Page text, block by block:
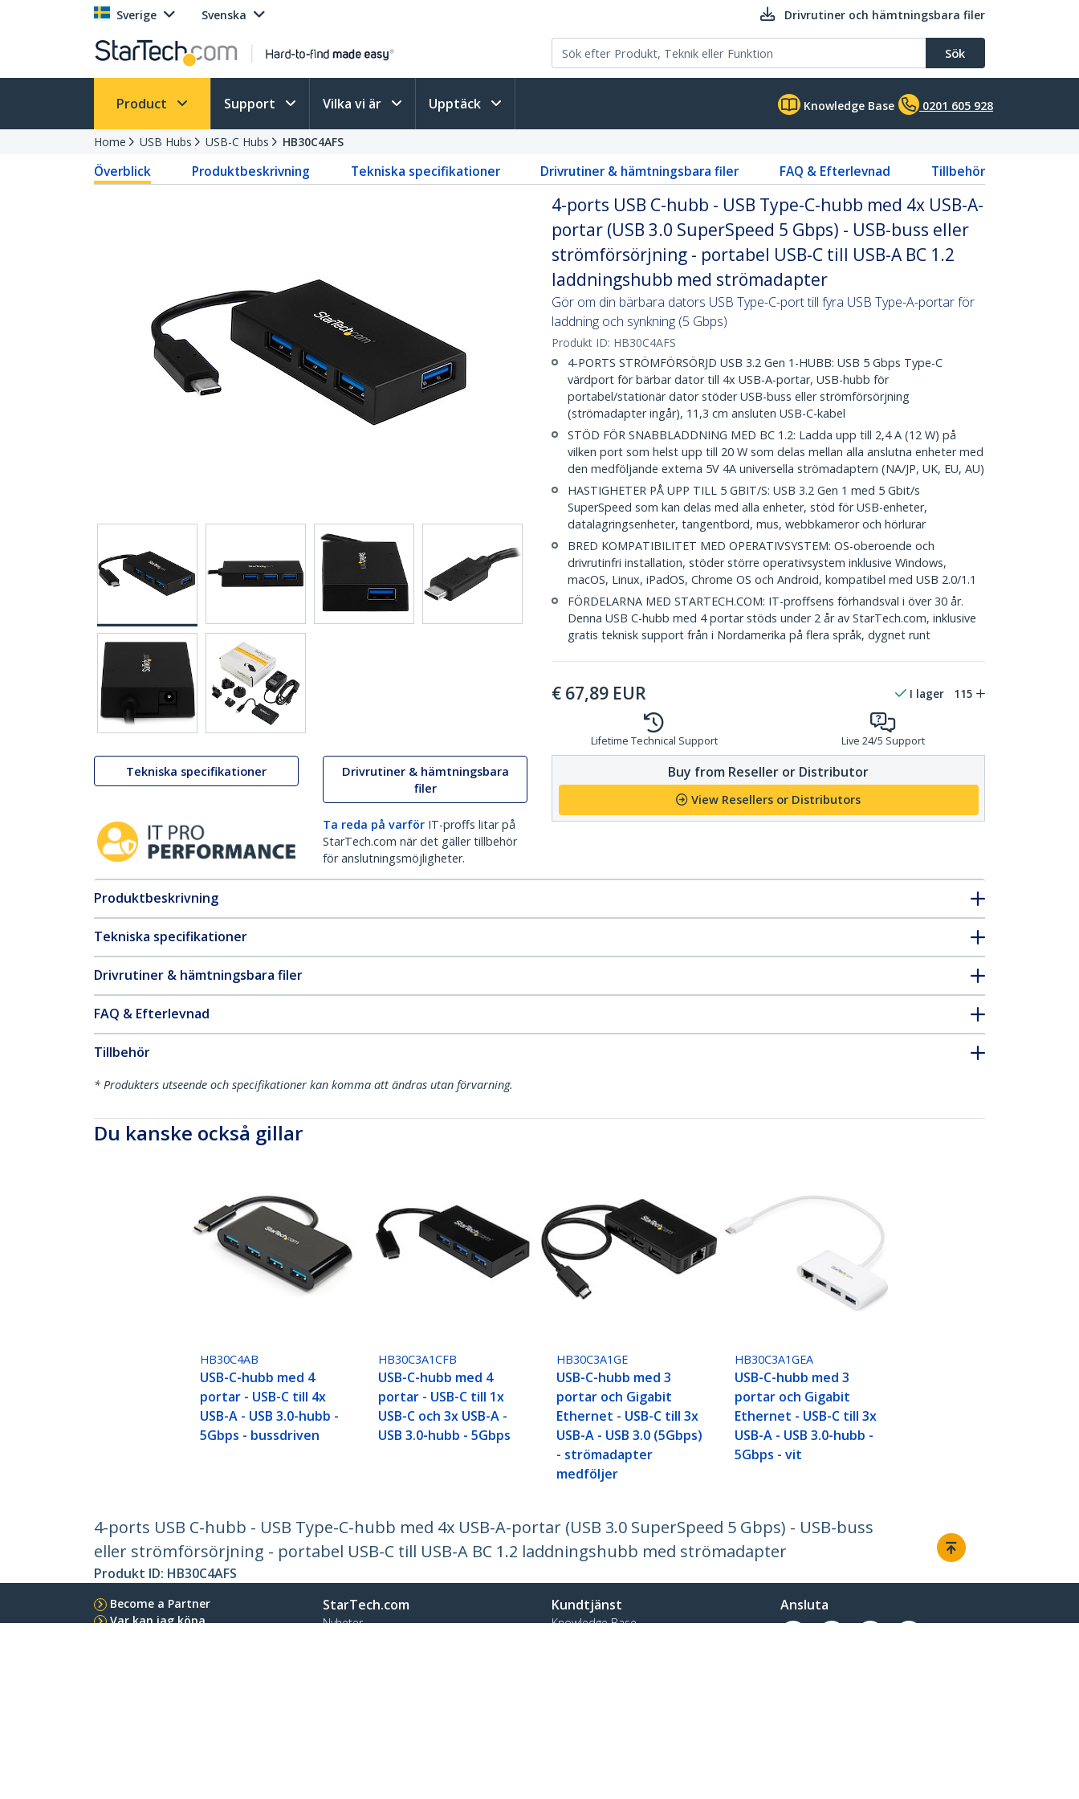
Sverige Svenska Drivrutiner och hämtningsbara filer
Sök
Product Support Vilka vi är Upptäck Knowledge Base 0201 605 928
Home USB Hubs USB-C Hubs HB30C4AFS
Överblick Produktbeskrivning Tekniska specifikationer Drivrutiner & hämtningsbara filer FAQ & Efterlevnad Tillbehör
Tekniska specifikationer
Drivrutiner & hämtningsbara
filer
Ta reda på varför IT-proffs litar på
StarTech.com när det gäller tillbehör
för anslutningsmöjligheter.
4-ports USB C-hubb - USB Type-C-hubb med 4x USB-A-
portar (USB 3.0 SuperSpeed 5 Gbps) - USB-buss eller
strömförsörjning - portabel USB-C till USB-A BC 1.2
laddningshubb med strömadapter
Gör om din bärbara dators USB Type-C-port till fyra USB Type-A-portar för
laddning och synkning (5 Gbps)
Produkt ID: HB30C4AFS
4-PORTS STRÖMFÖRSÖRJD USB 3.2 Gen 1-HUBB: USB 5 Gbps Type-C
värdport för bärbar dator till 4x USB-A-portar, USB-hubb för
portabel/stationär dator stöder USB-buss eller strömförsörjning
(strömadapter ingår), 11,3 cm ansluten USB-C-kabel
STÖD FÖR SNABBLADDNING MED BC 1.2: Ladda upp till 2,4 A (12 W) på
vilken port som helst upp till 20 W som delas mellan alla anslutna enheter med
den medföljande externa 5V 4A universella strömadaptern (NA/JP, UK, EU, AU)
HASTIGHETER PÅ UPP TILL 5 GBIT/S: USB 3.2 Gen 1 med 5 Gbit/s
SuperSpeed som kan delas med alla enheter, stöd för USB-enheter,
datalagringsenheter, tangentbord, mus, webbkameror och hörlurar
BRED KOMPATIBILITET MED OPERATIVSYSTEM: OS-oberoende och
drivrutinfri installation, stöder större operativsystem inklusive Windows,
macOS, Linux, iPadOS, Chrome OS och Android, kompatibel med USB 2.0/1.1
FÖRDELARNA MED STARTECH.COM: IT-proffsens förhandsval i över 30 år.
Denna USB C-hubb med 4 portar stöds under 2 år av StarTech.com, inklusive
gratis teknisk support från i Nordamerika på flera språk, dygnet runt
€ 67,89 EUR I lager 115
Lifetime Technical Support Live 24/5 Support
Buy from Reseller or Distributor
View Resellers or Distributors
Produktbeskrivning
Tekniska specifikationer
Drivrutiner & hämtningsbara filer
FAQ & Efterlevnad
Tillbehör
* Produkters utseende och specifikationer kan komma att ändras utan förvarning.
Du kanske också gillar
HB30C4AB
USB-C-hubb med 4
portar - USB-C till 4x
USB-A - USB 3.0-hubb -
5Gbps - bussdriven
HB30C3A1CFB
USB-C-hubb med 4
portar - USB-C till 1x
USB-C och 3x USB-A -
USB 3.0-hubb - 5Gbps
HB30C3A1GE
USB-C-hubb med 3
portar och Gigabit
Ethernet - USB-C till 3x
USB-A - USB 3.0 (5Gbps)
- strömadapter
medföljer
HB30C3A1GEA
USB-C-hubb med 3
portar och Gigabit
Ethernet - USB-C till 3x
USB-A - USB 3.0-hubb -
5Gbps - vit
4-ports USB C-hubb - USB Type-C-hubb med 4x USB-A-portar (USB 3.0 SuperSpeed 5 Gbps) - USB-buss
eller strömförsörjning - portabel USB-C till USB-A BC 1.2 laddningshubb med strömadapter
Produkt ID: HB30C4AFS
Become a Partner
Var kan jag köpa
StarTech.com
Nyheter
Kundtjänst
Knowledge Base
Ansluta